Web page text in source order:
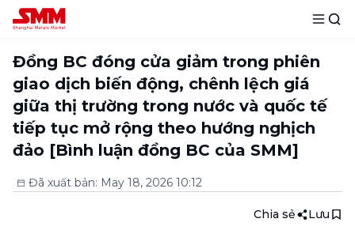
Đồng BC đóng cửa giảm trong phiên
giao dịch biến động, chênh lệch giá
giữa thị trường trong nước và quốc tế
tiếp tục mở rộng theo hướng nghịch
đảo [Bình luận đồng BC của SMM]
Đã xuất bản: May 18, 2026 10:12
Chia sẻ Lưu